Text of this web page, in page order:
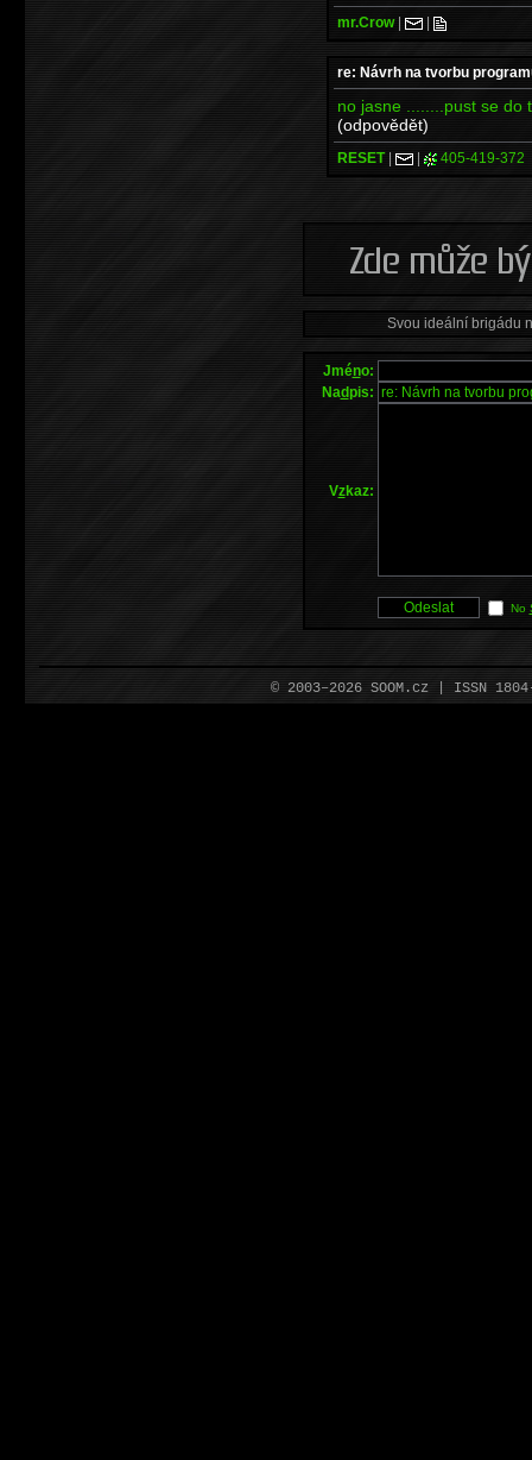
mr.Crow| |
re: Návrh na tvorbu
no jasne ........pust se do
(odpovědět)
RESET| | 405-419-372
Svou ideální brigádu
Jméno:
Nadpis:
Vzkaz:
No
© 2003–2026 SOOM.cz | ISSN